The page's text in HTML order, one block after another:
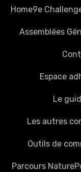
Home9e
Assemblées
Espace
Le
Les autres
Outils de
Parcours Nature